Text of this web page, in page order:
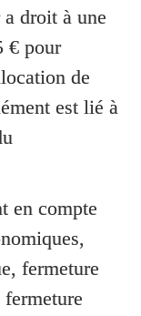
a droit à une
€ pour
de
est lié à
en compte
fermeture